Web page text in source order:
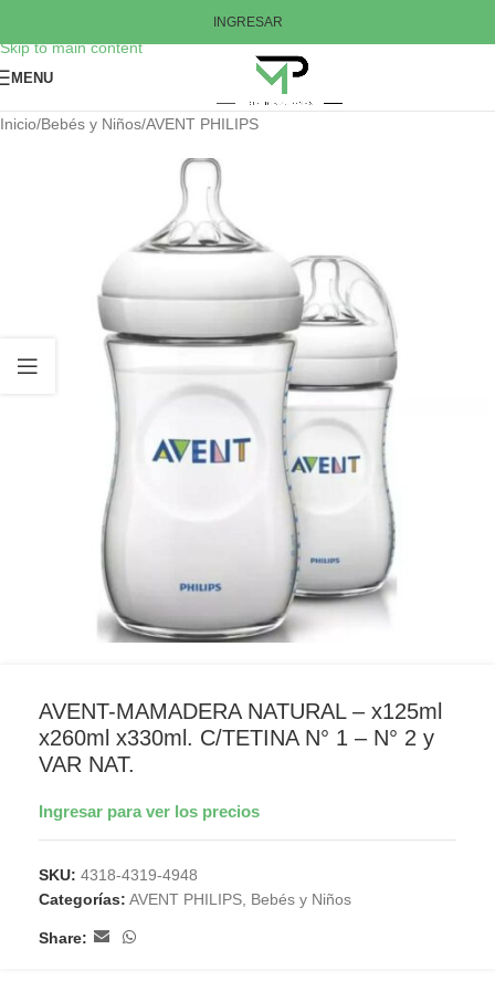
Skip to main content
INGRESAR
MENU
Inicio/Bebés y Niños/AVENT PHILIPS
AVENT-MAMADERA NATURAL – x125ml
x260ml x330ml. C/TETINA N° 1 – N° 2 y
VAR NAT.
Ingresar para ver los precios
SKU: 4318-4319-4948
Categorías: AVENT PHILIPS Bebés y Niños
Share: